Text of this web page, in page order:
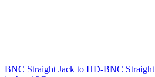
BNC Straight Jack to HD-BNC